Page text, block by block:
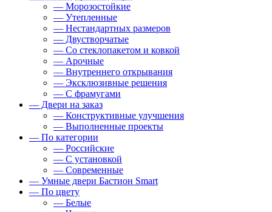
— Морозостойкие
— Утепленные
— Нестандартных размеров
— Двустворчатые
— Со стеклопакетом и ковкой
— Арочные
— Внутреннего открывания
— Эксклюзивные решения
— С фрамугами
— Двери на заказ
— Конструктивные улучшения
— Выполненные проекты
— По категории
— Российские
— С установкой
— Современные
— Умные двери Бастион Smart
— По цвету
— Белые